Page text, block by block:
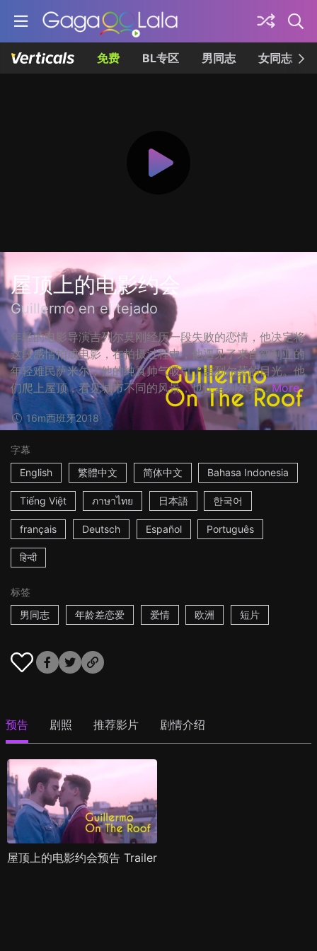
免费 BL专区 男同志 女同志
屋顶上的电影约会
Guillermo en el tejado
年轻的电影导演吉列尔莫刚经历一段失败的恋情，他决定将
这段感情拍成电影，在拍摄过程中，他遇见了来自叙利亚的
年轻难民萨米尔，他的纯真帅气吸引了吉列尔莫的目光。他
们爬上屋顶，看见城市不同的风景，也让吉列尔莫... More
16m西班牙2018
字幕
English
繁體中文 简体中文 Bahasa Indonesia
Tiếng Việt ภาษาไทย 日本語 한국어
français Deutsch Español Português
हिन्दी
标签
男同志
年龄差恋爱 爱情 欧洲 短片
预告 剧照 推荐影片 剧情介绍
屋顶上的电影约会预告 Trailer